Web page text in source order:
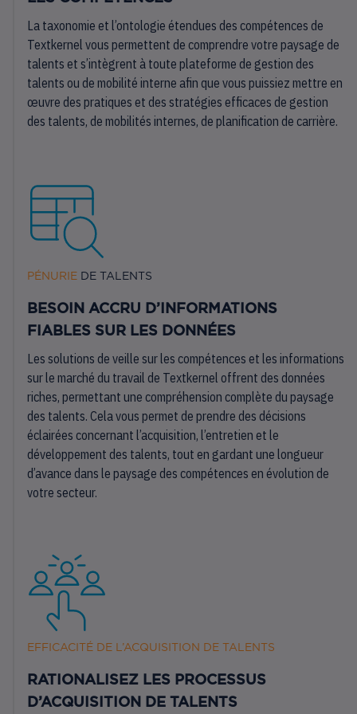
La taxonomie et l’ontologie étendues des compétences de
Textkernel vous permettent de comprendre votre paysage de
talents et s’intègrent à toute plateforme de gestion des
talents ou de mobilité interne afin que vous puissiez mettre en
œuvre des pratiques et des stratégies efficaces de gestion
des talents, de mobilités internes, de planification de carrière.
PÉNURIE DE TALENTS
BESOIN ACCRU D’INFORMATIONS
FIABLES SUR LES DONNÉES
Les solutions de veille sur les compétences et les informations
sur le marché du travail de Textkernel offrent des données
riches, permettant une compréhension complète du paysage
des talents. Cela vous permet de prendre des décisions
éclairées concernant l’acquisition, l’entretien et le
développement des talents, tout en gardant une longueur
d’avance dans le paysage des compétences en évolution de
votre secteur.
EFFICACITÉ DE L’ACQUISITION DE TALENTS
RATIONALISEZ LES PROCESSUS
D’ACQUISITION DE TALENTS